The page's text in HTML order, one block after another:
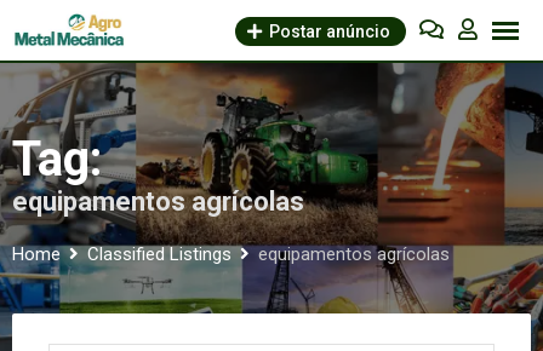
to
content
Postar anúncio
Tag:
equipamentos agrícolas
Home Classified Listings equipamentos agrícolas